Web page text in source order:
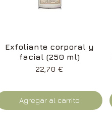
Vista rápida
Exfoliante corporal y
facial (250 ml)
Precio
22,70 €
Agregar al carrito